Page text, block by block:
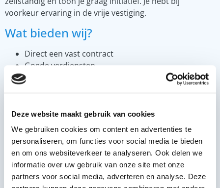
Deze website maakt gebruik van cookies
We gebruiken cookies om content en advertenties te
personaliseren, om functies voor social media te bieden
en om ons websiteverkeer te analyseren. Ook delen we
informatie over uw gebruik van onze site met onze
partners voor social media, adverteren en analyse. Deze
voorkeur ervaring in de vrije vestiging.
Wat bieden wij?
Direct een vast contract
Goede verdiensten
Pensioenvoorziening
Enthousiast? Neem contact op met
Annelot!